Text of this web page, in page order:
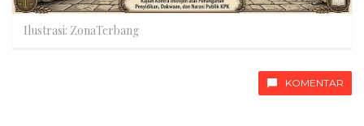
Ilustrasi: ZonaTerbang
KOMENTAR